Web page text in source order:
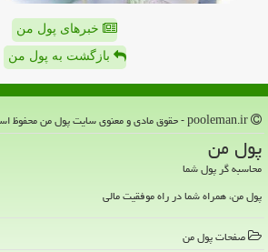
خبرهای پول من
بازگشت به پول من
پول من
محاسبه گر پول شما
پول من، همراه شما در راه موفقیت مالی
صفحات پول من